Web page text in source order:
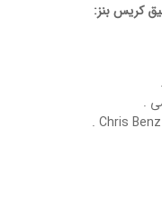
کریس بنز:
.